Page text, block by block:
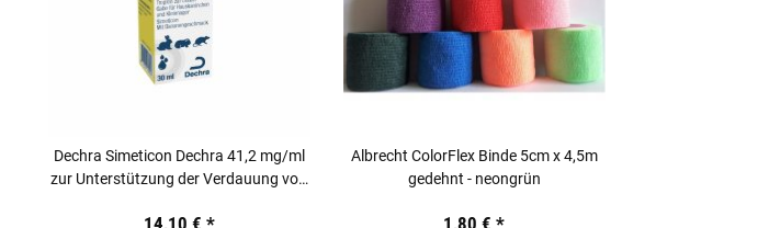
Dechra Simeticon Dechra 41,2 mg/ml
zur Unterstützung der Verdauung von
Albrecht ColorFlex Binde 5cm x 4,5m
gedehnt - neongrün